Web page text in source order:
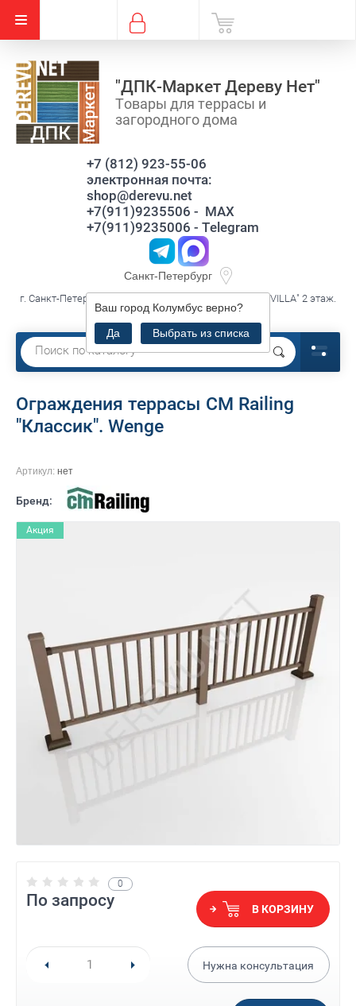
"ДПК-Маркет Дереву Нет"
Товары для террасы и
загородного дома
+7 (812) 923-55-06
электронная почта:
shop@derevu.net
+7(911)9235506 - MAX
+7(911)9235006 - Telegram
Санкт-Петербург
Ваш город Колумбус верно?
Да
Выбрать из списка
г. Санкт-Петербург, ул. Савушкина д.119 к3 лит.А, ТЦ."VILLA" 2 этаж.
секция В16
Ограждения террасы CM Railing
"Классик". Wenge
Артикул: нет
Бренд:
Акция
0
По запросу В КОРЗИНУ
Нужна консультация